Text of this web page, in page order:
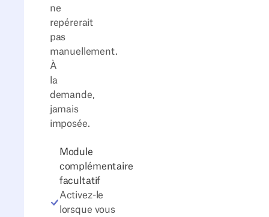
ne
repérerait
pas
manuellement.
À
la
demande,
jamais
imposée.
Module
complémentaire
facultatif
Activez-le
lorsque vous